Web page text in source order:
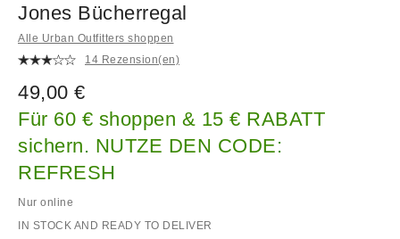
Jones Bücherregal
Alle Urban Outfitters shoppen
14 Rezension(en)
49,00 €
Für 60 € shoppen & 15 € RABATT
sichern. NUTZE DEN CODE:
REFRESH
Nur online
IN STOCK AND READY TO DELIVER